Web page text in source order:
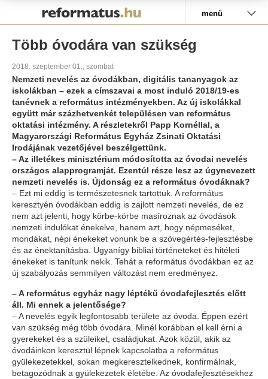
menü
Több óvodára van szükség
2018. szeptember 01., szombat
Nemzeti nevelés az óvodákban, digitális tananyagok az
iskolákban – ezek a címszavai a most induló 2018/19-es
tanévnek a református intézményekben. Az új iskolákkal
együtt már százhetvenkét településen van református
oktatási intézmény. A részletekről Papp Kornéllal, a
Magyarországi Református Egyház Zsinati Oktatási
Irodájának vezetőjével beszélgettünk.
– Az illetékes minisztérium módosította az óvodai nevelés
országos alapprogramját. Ezentúl része lesz az úgynevezett
nemzeti nevelés is. Újdonság ez a református óvodáknak?
– Ezt mi eddig is természetesnek tartottuk. A református
keresztyén óvodákban eddig is zajlott nemzeti nevelés, de ez
nem azt jelenti, hogy körbe-körbe masíroznak az óvodások
nemzeti indulókat énekelve, hanem azt, hogy népmeséket,
mondákat, népi énekeket vonunk be a szövegértés-fejlesztésbe
és az énektanításba. Ugyanígy bibliai történeteket és hitéleti
énekeket is tanítunk nekik. Tehát a református óvodákban ez az
új szabályozás semmilyen változást nem eredményez.
– A református egyház nagy léptékű óvodafejlesztés előtt
áll. Mi ennek a jelentősége?
– A nevelés egyik legfontosabb területe az óvoda. Éppen ezért
van szükség még több óvodára. Minél korábban el kell érni a
gyerekeket és a szüleiket, családjukat. Azok közül, akik az
óvodáinkon keresztül lépnek kapcsolatba a református
gyülekezetekkel, sokan megkeresztelkednek, konfirmálnak,
betagozódnak a gyülekezetek életébe. Az óvodafejlesztésekhez